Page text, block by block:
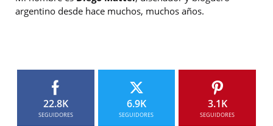
argentino desde hace muchos, muchos años.
22.8K
SEGUIDORES
6.9K
SEGUIDORES
3.1K
SEGUIDORES